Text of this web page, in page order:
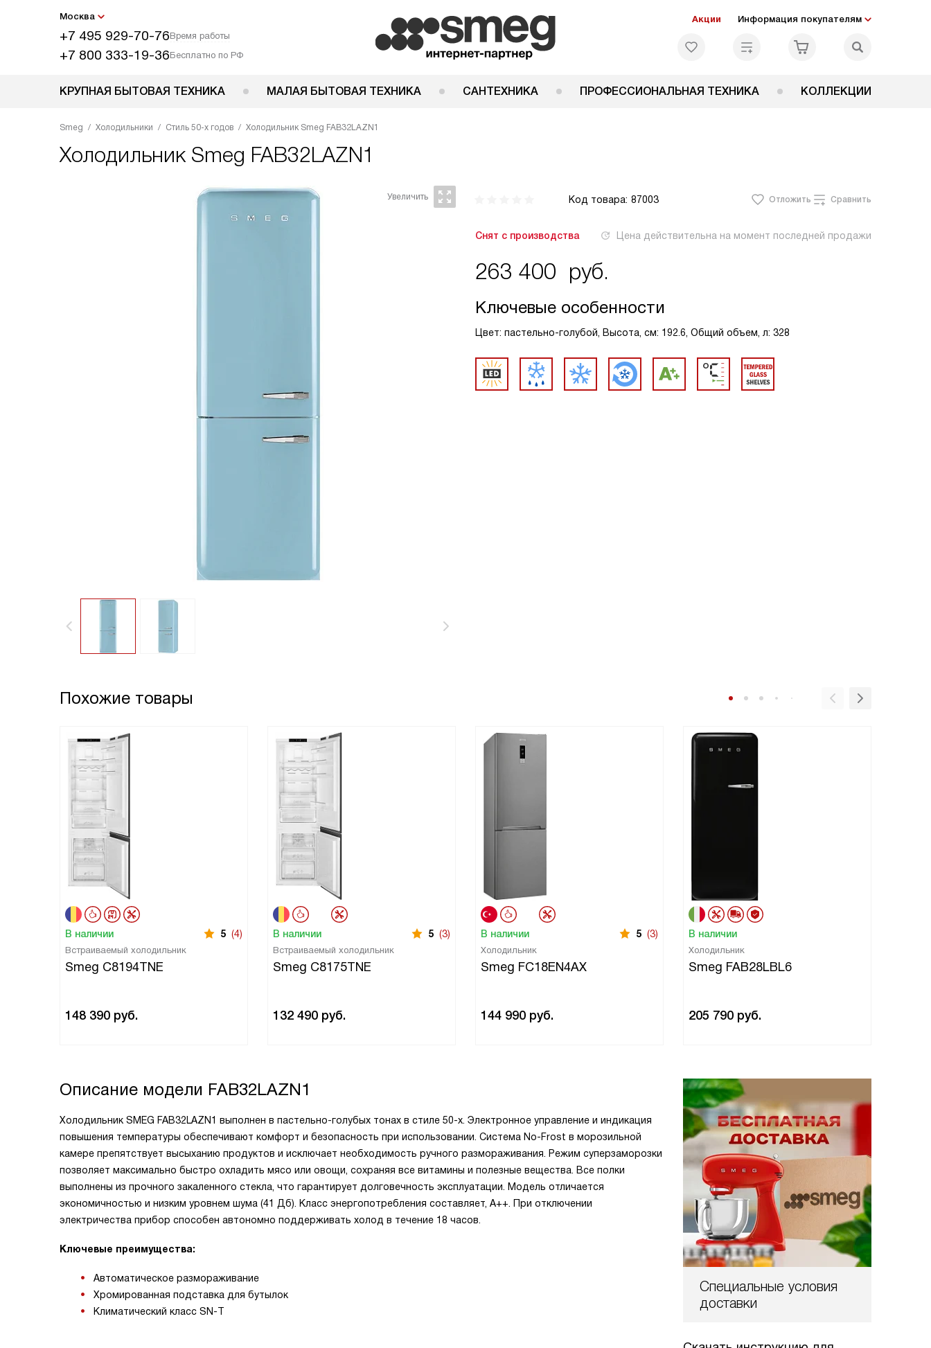
Москва
+7 495 929-70-76Время работы
+7 800 333-19-36Бесплатно по РФ
Акции Информация покупателям
КРУПНАЯ БЫТОВАЯ ТЕХНИКА МАЛАЯ БЫТОВАЯ ТЕХНИКА САНТЕХНИКА ПРОФЕССИОНАЛЬНАЯ ТЕХНИКА КОЛЛЕКЦИИ
Smeg Холодильники Стиль 50-х годов Холодильник Smeg FAB32LAZN1
Холодильник Smeg FAB32LAZN1
Код товара: 87003 Отложить Сравнить
Снят с производства Цена действительна на момент последней продажи
263 400 руб.
Ключевые особенности
Цвет: пастельно-голубой, Высота, см: 192.6, Общий объем, л: 328
Похожие товары
В наличии 5 (4)
Встраиваемый холодильник
Smeg C8194TNE
148 390 руб.
В наличии 5 (3)
Встраиваемый холодильник
Smeg C8175TNE
132 490 руб.
В наличии 5 (3)
Холодильник
Smeg FC18EN4AX
144 990 руб.
В наличии
Холодильник
Smeg FAB28LBL6
205 790 руб.
Специальные условия
доставки
Описание модели FAB32LAZN1
Холодильник SMEG FAB32LAZN1 выполнен в пастельно-голубых тонах в стиле 50-х . Электронное управление и индикация
повышения температуры обеспечивают комфорт и безопасность при использовании. Система No-Frost в морозильной
камере препятствует высыханию продуктов и исключает необходимость ручного размораживания. Режим суперзаморозки
позволяет максимально быстро охладить мясо или овощи, сохраняя все витамины и полезные вещества. Все полки
выполнены из прочного закаленного стекла, что гарантирует долговечность эксплуатации. Модель отличается
экономичностью и низким уровнем шума (41 Дб). Класс энергопотребления составляет, А++. При отключении
электричества прибор способен автономно поддерживать холод в течение 18 часов.
Ключевые преимущества:
Автоматическое размораживание
Хромированная подставка для бутылок
Климатический класс SN-T